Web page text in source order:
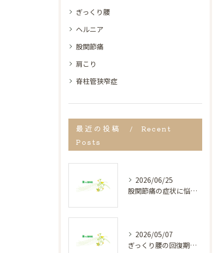
ぎっくり腰
ヘルニア
股関節痛
肩こり
脊柱管狭窄症
最近の投稿
Recent
Posts
2026/06/25
股関節痛の症状に悩む方へ宮崎県都城市で見逃しがちなサインと早期改善のポイント
2026/05/07
ぎっくり腰の回復期間と正しい対処法